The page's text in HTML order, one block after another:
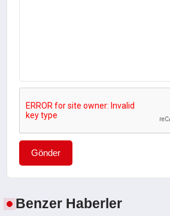
Gönder
Benzer Haberler